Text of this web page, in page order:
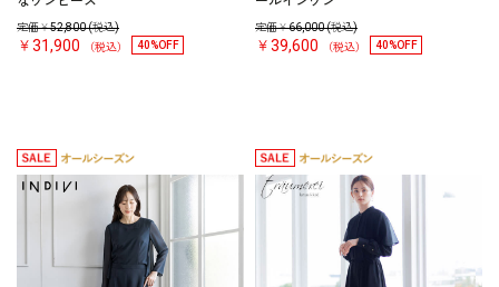
定価￥52,800(税込)
￥31,900 （税込） 40%OFF
定価￥66,000(税込)
￥39,600 （税込） 40%OFF